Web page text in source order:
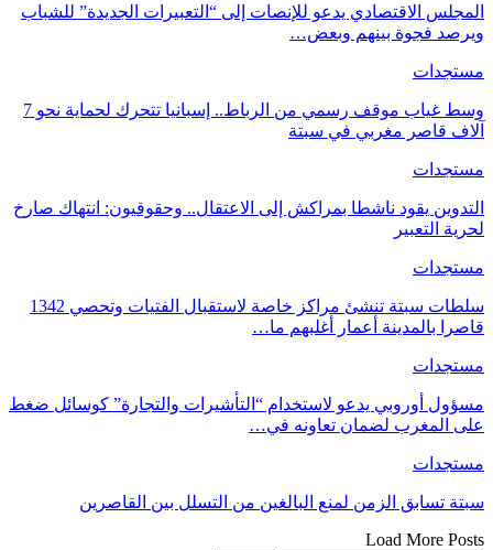
المجلس الاقتصادي يدعو للإنصات إلى “التعبيرات الجديدة” للشباب
ويرصد فجوة بينهم وبعض…
مستجدات
وسط غياب موقف رسمي من الرباط.. إسبانيا تتحرك لحماية نحو 7
آلاف قاصر مغربي في سبتة
مستجدات
التدوين يقود ناشطا بمراكش إلى الاعتقال.. وحقوقيون: انتهاك صارخ
لحرية التعبير
مستجدات
سلطات سبتة تنشئ مراكز خاصة لاستقبال الفتيات وتحصي 1342
قاصرا بالمدينة أعمار أغلبهم ما…
مستجدات
مسؤول أوروبي يدعو لاستخدام “التأشيرات والتجارة” كوسائل ضغط
على المغرب لضمان تعاونه في…
مستجدات
سبتة تسابق الزمن لمنع البالغين من التسلل بين القاصرين
Load More Posts